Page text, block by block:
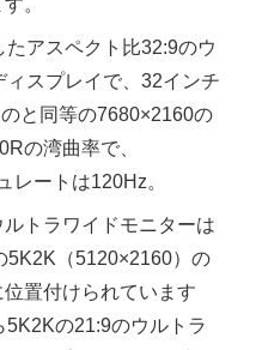
。
アスペクト比32:9のウ
スプレイで、32インチ
と同等の7680×2160の
の湾曲率で、
レートは120Hz。
トラワイドモニターは
5K2K（5120×2160）の
置付けられています
の21:9のウルトラ